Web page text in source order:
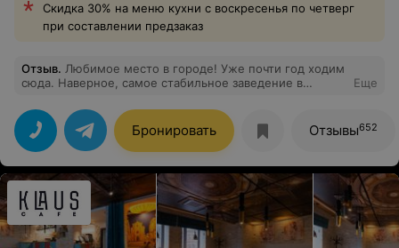
Скидка 30% на меню кухни с воскресенья по четверг
при составлении предзаказ
Отзыв. Любимое место в городе! Уже почти год ходим
сюда. Наверное, самое стабильное заведение в
ClassiQ - всегда уверены, что не будет косяков. Еда
вкусная, кофе приличный, атмосфера огонь! Спасибо
персоналу за организацию и работу!
Еще
Бронировать Отзывы652